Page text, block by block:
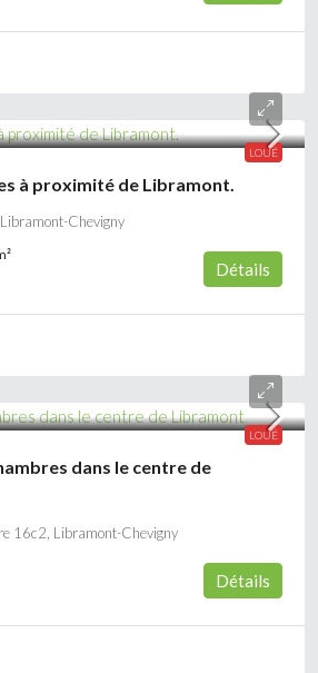
LOUÉ
à proximité de Libramont.
Chevigny
Détails
LOUÉ
dans le centre de
16c2, Libramont-Chevigny
Détails